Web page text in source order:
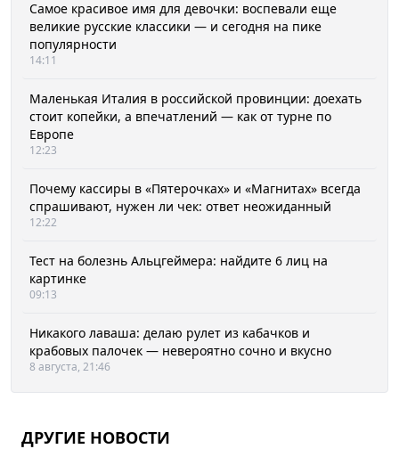
Самое красивое имя для девочки: воспевали еще
великие русские классики — и сегодня на пике
популярности
14:11
Маленькая Италия в российской провинции: доехать
стоит копейки, а впечатлений — как от турне по
Европе
12:23
Почему кассиры в «Пятерочках» и «Магнитах» всегда
спрашивают, нужен ли чек: ответ неожиданный
12:22
Тест на болезнь Альцгеймера: найдите 6 лиц на
картинке
09:13
Никакого лаваша: делаю рулет из кабачков и
крабовых палочек — невероятно сочно и вкусно
8 августа, 21:46
ДРУГИЕ НОВОСТИ